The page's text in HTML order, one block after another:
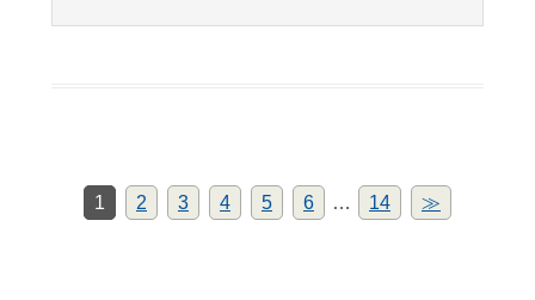
1 2 3 4 5 6 … 14 ≫